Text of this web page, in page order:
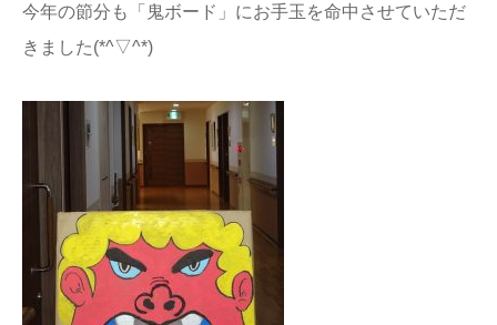
今年の節分も「鬼ボード」にお手玉を命中させていただ
きました(*^▽^*)